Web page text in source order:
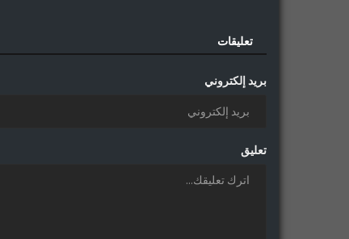
تعليقات
بريد إلكتروني
تعليق